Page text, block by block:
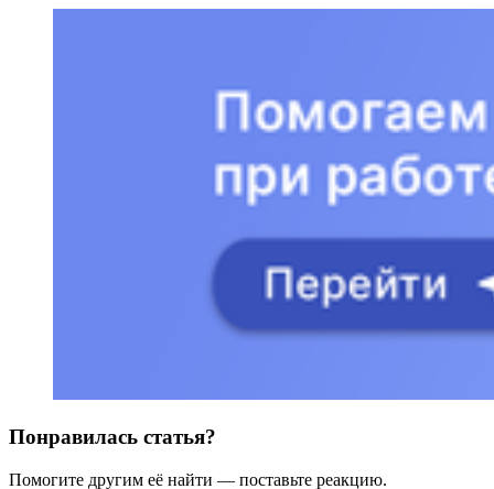
Понравилась статья?
Помогите другим её найти — поставьте реакцию.